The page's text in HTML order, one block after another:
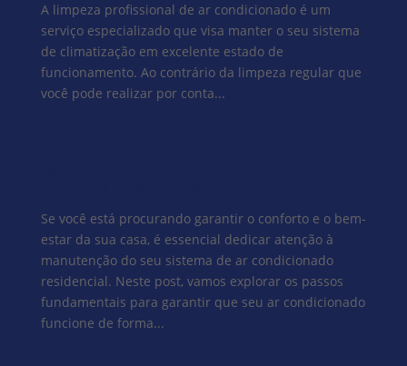
A limpeza profissional de ar condicionado é um
serviço especializado que visa manter o seu sistema
de climatização em excelente estado de
funcionamento. Ao contrário da limpeza regular que
você pode realizar por conta...
Se você está procurando garantir o conforto e o bem-
estar da sua casa, é essencial dedicar atenção à
manutenção do seu sistema de ar condicionado
residencial. Neste post, vamos explorar os passos
fundamentais para garantir que seu ar condicionado
funcione de forma...